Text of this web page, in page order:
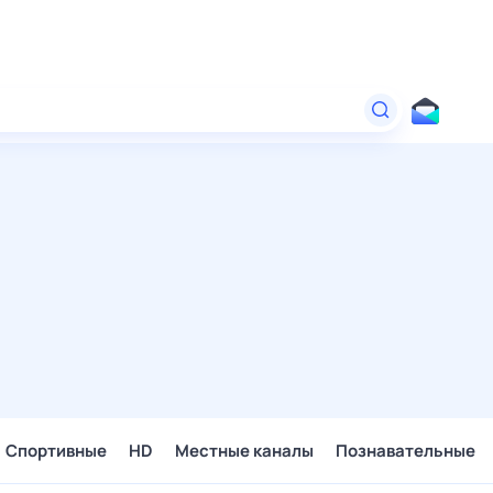
Спортивные HD Местные каналы Познавательные